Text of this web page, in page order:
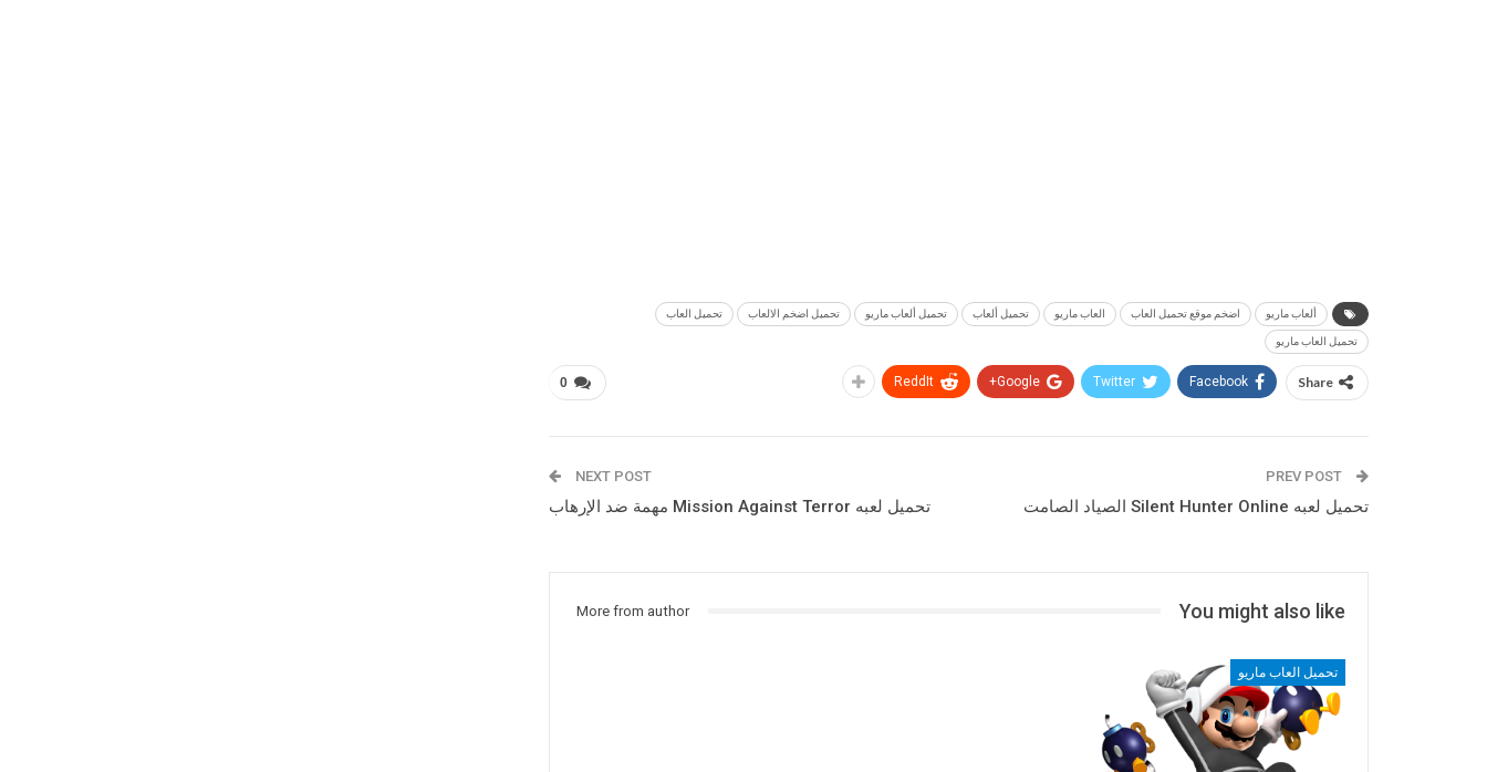
ألعاب ماريو اضخم موقع تحميل العاب العاب ماريو تحميل ألعاب تحميل ألعاب ماريو تحميل اضخم الالعاب تحميل العاب
تحميل العاب ماريو
0 Share
Facebook
Twitter
Google+
ReddIt
تحميل لعبه Silent Hunter Online الصياد الصامت
NEXT POST
تحميل لعبه Mission Against Terror مهمة ضد الإرهاب
You might also like
More from author
تحميل العاب ماريو